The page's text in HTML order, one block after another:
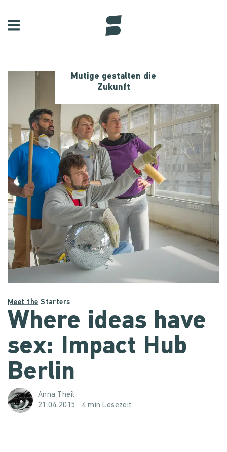
Mutige gestalten die
Zukunft
Meet the Starters
Where ideas have
sex: Impact Hub
Berlin
Anna Theil
21.04.2015
4 min Lesezeit